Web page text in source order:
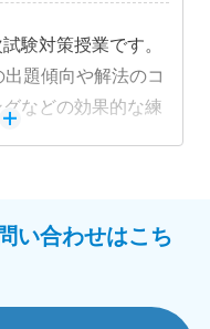
験対策授業です。
題傾向や解法のコ
などの効果的な練
い合わせはこち